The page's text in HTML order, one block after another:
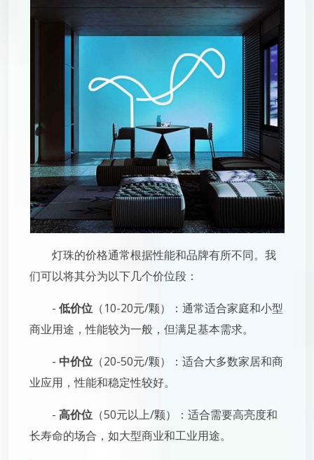
灯珠的价格通常根据性能和品牌有所不同。我
们可以将其分为以下几个价位段：
- 低价位 （10-20元/颗）：通常适合家庭和小型
商业用途，性能较为一般，但满足基本需求。
- 中价位 （20-50元/颗）：适合大多数家居和商
业应用，性能和稳定性较好。
- 高价位 （50元以上/颗）：适合需要高亮度和
长寿命的场合，如大型商业和工业用途。